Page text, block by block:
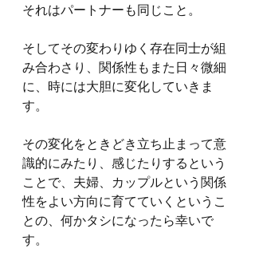
それはパートナーも同じこと。
そしてその変わりゆく存在同士が組
み合わさり、関係性もまた日々微細
に、時には大胆に変化していきま
す。
その変化をときどき立ち止まって意
識的にみたり、感じたりするという
ことで、夫婦、カップルという関係
性をよい方向に育てていくというこ
との、何かタシになったら幸いで
す。